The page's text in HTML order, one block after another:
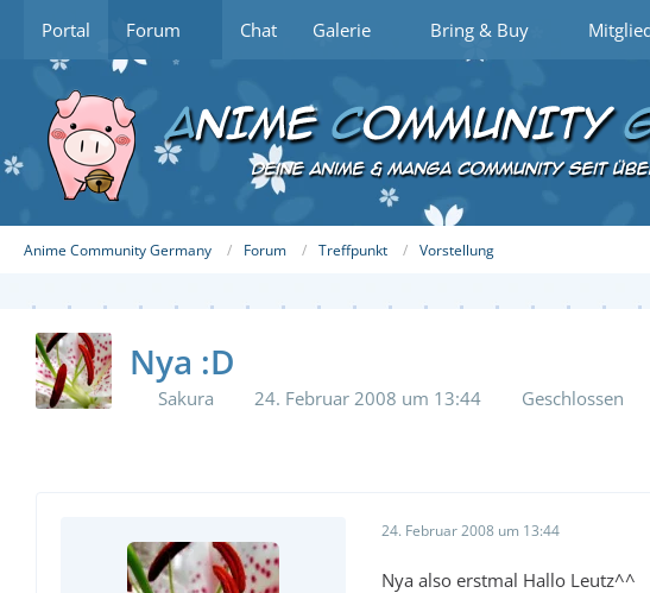
Portal Forum Chat Galerie Bring & Buy
Anime Community Germany Forum Treffpunkt Vorstellung
Nya :D
Sakura 24. Februar 2008 um 13:44 Geschlossen
24. Februar 2008 um 13:44
Nya also erstmal Hallo Leutz^^